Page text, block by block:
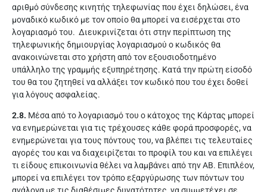
αριθμό σύνδεσης κινητής τηλεφωνίας που έχει δηλώσει, ένα
μοναδικό κωδικό με τον οποίο θα μπορεί να εισέρχεται στο
λογαριασμό του. Διευκρινίζεται ότι στην περίπτωση της
τηλεφωνικής δημιουργίας λογαριασμού ο κωδικός θα
ανακοινώνεται στο χρήστη από τον εξουσιοδοτημένο
υπάλληλο της γραμμής εξυπηρέτησης. Κατά την πρώτη είσοδό
του θα του ζητηθεί να αλλάξει τον κωδικό που του έχει δοθεί
για λόγους ασφαλείας.
2.8. Μέσα από το λογαριασμό του ο κάτοχος της Κάρτας μπορεί
να ενημερώνεται για τις τρέχουσες κάθε φορά προσφορές, να
ενημερώνεται για τους πόντους του, να βλέπει τις τελευταίες
αγορές του και να διαχειρίζεται το προφίλ του και να επιλέγει
τι είδους επικοινωνία θέλει να λαμβάνει από την ΑΒ. Επιπλέον,
μπορεί να επιλέγει τον τρόπο εξαργύρωσης των πόντων του